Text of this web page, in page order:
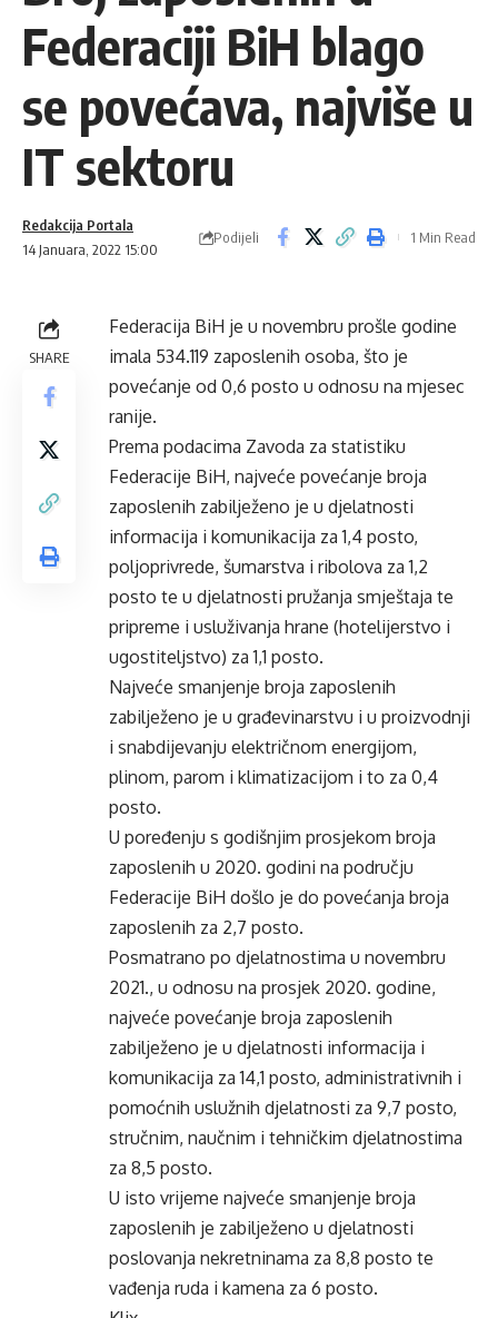
Federaciji BiH blago
se povećava, najviše u
IT sektoru
14 Januara, 2022 15:00
Redakcija Portala
Podijeli 1 Min Read
SHARE
Federacija BiH je u novembru prošle godine
imala 534.119 zaposlenih osoba, što je
povećanje od 0,6 posto u odnosu na mjesec
ranije.
Prema podacima Zavoda za statistiku
Federacije BiH, najveće povećanje broja
zaposlenih zabilježeno je u djelatnosti
informacija i komunikacija za 1,4 posto,
poljoprivrede, šumarstva i ribolova za 1,2
posto te u djelatnosti pružanja smještaja te
pripreme i usluživanja hrane (hotelijerstvo i
ugostiteljstvo) za 1,1 posto.
Najveće smanjenje broja zaposlenih
zabilježeno je u građevinarstvu i u proizvodnji
i snabdijevanju električnom energijom,
plinom, parom i klimatizacijom i to za 0,4
posto.
U poređenju s godišnjim prosjekom broja
zaposlenih u 2020. godini na području
Federacije BiH došlo je do povećanja broja
zaposlenih za 2,7 posto.
Posmatrano po djelatnostima u novembru
2021., u odnosu na prosjek 2020. godine,
najveće povećanje broja zaposlenih
zabilježeno je u djelatnosti informacija i
komunikacija za 14,1 posto, administrativnih i
pomoćnih uslužnih djelatnosti za 9,7 posto,
stručnim, naučnim i tehničkim djelatnostima
za 8,5 posto.
U isto vrijeme najveće smanjenje broja
zaposlenih je zabilježeno u djelatnosti
poslovanja nekretninama za 8,8 posto te
vađenja ruda i kamena za 6 posto.